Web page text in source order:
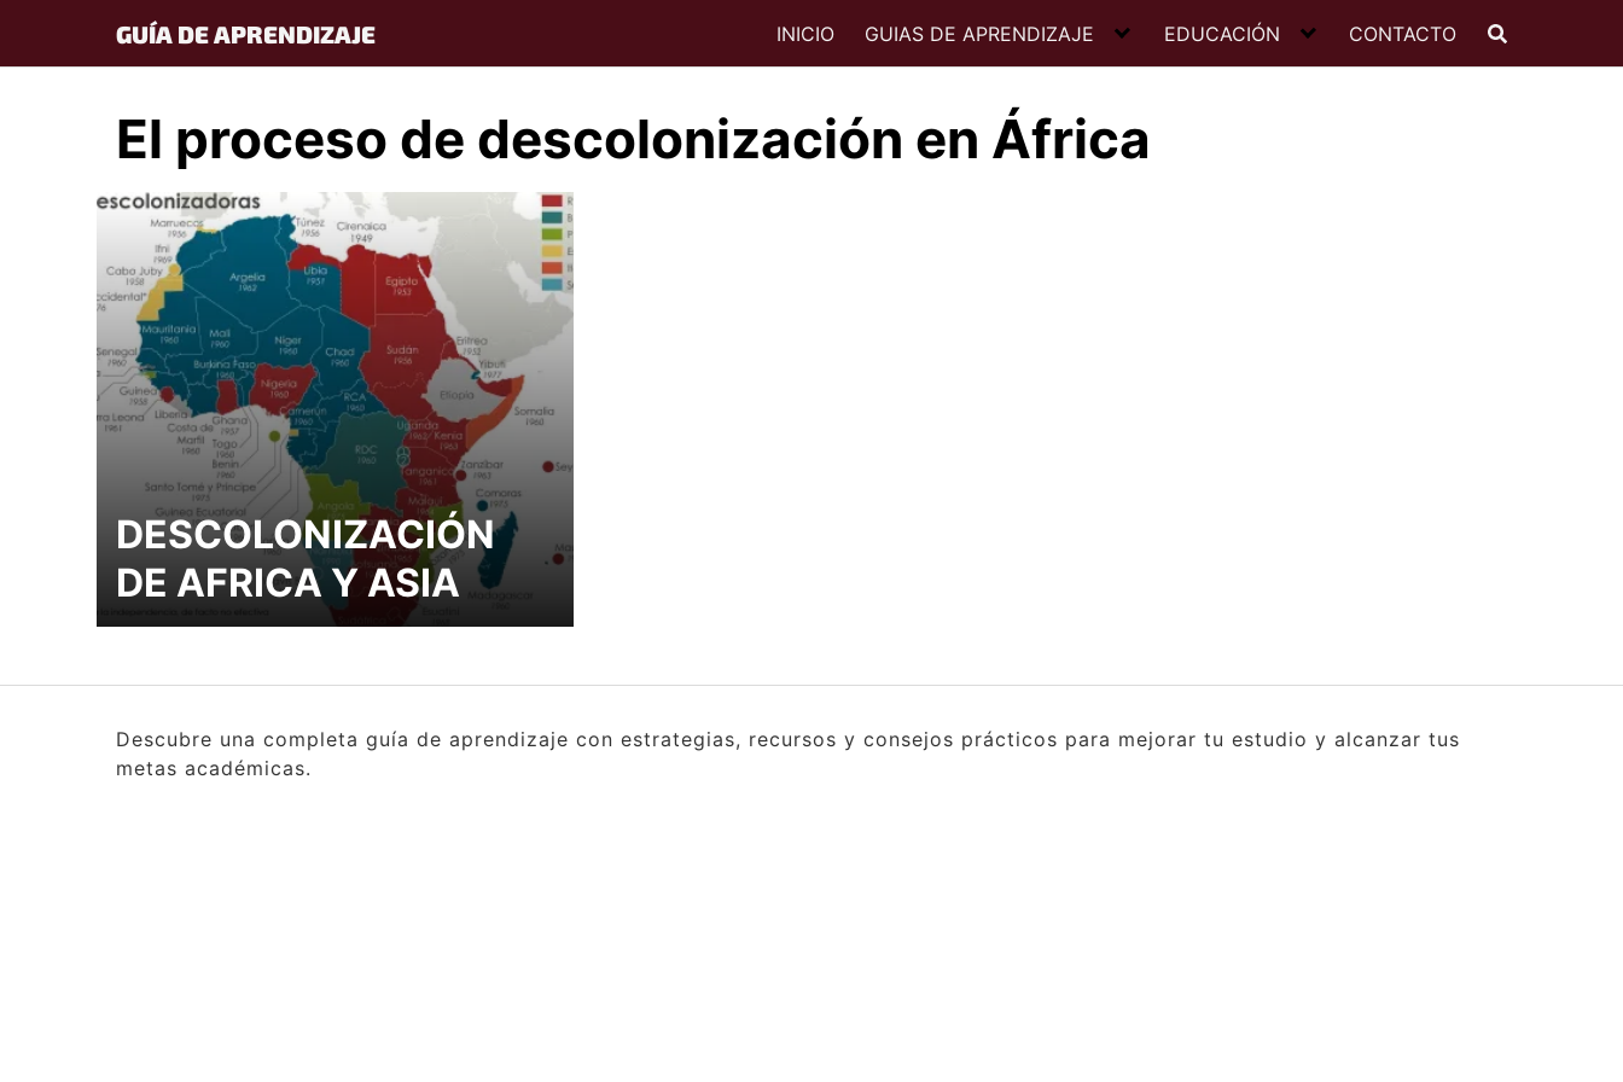
content
GUÍA DE APRENDIZAJE INICIO GUIAS DE APRENDIZAJE EDUCACIÓN CONTACTO
El proceso de descolonización en África
DESCOLONIZACIÓN
DE AFRICA Y ASIA
Descubre una completa guía de aprendizaje con estrategias, recursos y consejos prácticos para mejorar tu estudio y alcanzar tus
metas académicas.